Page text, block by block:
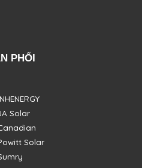
PHỐI
Solar
Solar